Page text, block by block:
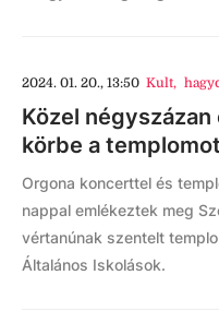
2024. 01. 20., 13:50 Kult,
Közel
körbe a templomot
Orgona koncerttel és
nappal emlékeztek meg
vértanúnak szentelt
Általános Iskolások.